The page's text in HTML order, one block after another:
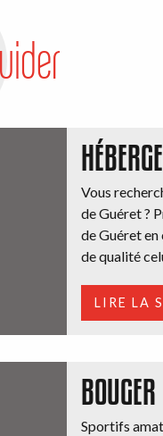
Vous
de Guéret ?
de Guéret
de qualité
LIRE LA
BOUGER
Sportifs